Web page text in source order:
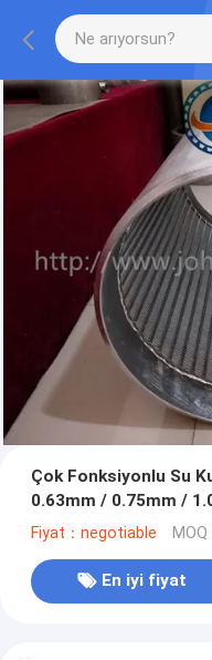
Çok Fonksiyonlu Su
0.63mm / 0.75mm /
Fiyat：negotiable
En iyi fiyat